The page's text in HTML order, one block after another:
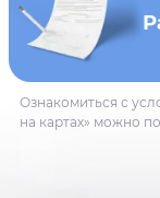
Ознакомиться с
на картах» можно